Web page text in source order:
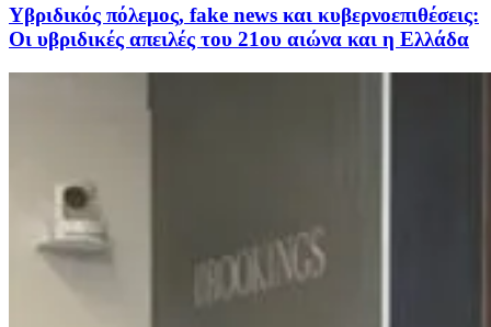
Yβριδικός πόλεμος, fake news και κυβερνοεπιθέσεις:
Οι υβριδικές απειλές του 21ου αιώνα και η Ελλάδα